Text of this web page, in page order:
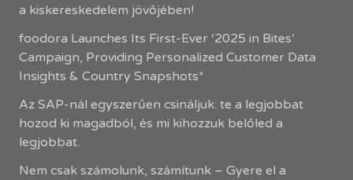
a kiskereskedelem jövőjében!
foodora Launches Its First-Ever ‘2025 in Bites’
Campaign, Providing Personalized Customer Data
Insights & Country Snapshots*
Az SAP-nál egyszerűen csináljuk: te a legjobbat
hozod ki magadból, és mi kihozzuk belőled a
legjobbat.
Nem csak számolunk, számítunk – Gyere el a